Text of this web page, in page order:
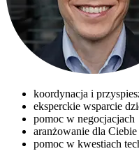
koordynacja i
eksperckie wsparcie
pomoc w negocjacjach
aranżowanie dla
pomoc w kwestiach